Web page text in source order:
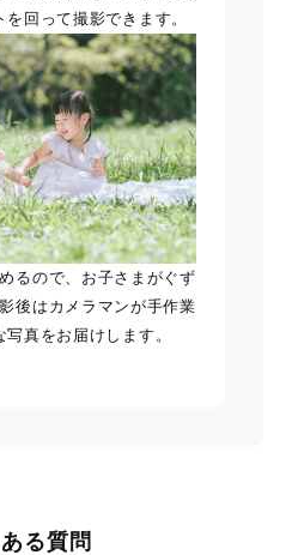
回って撮影できます。
るので、お子さまがぐず
後はカメラマンが手作業
真をお届けします。
る質問